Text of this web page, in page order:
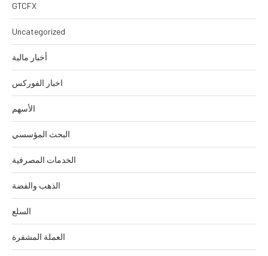
GTCFX
Uncategorized
أخبار مالية
اخبار الفوركس
الأسهم
البحث المؤسسي
الخدمات المصرفية
الذهب والفضة
السلع
العملة المشفرة